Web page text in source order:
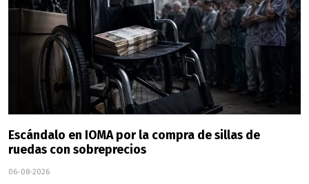
Escándalo en IOMA por la compra de sillas de
ruedas con sobreprecios
06-08-2026